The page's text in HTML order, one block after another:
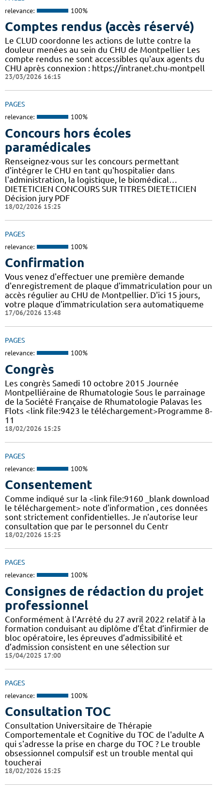
relevance: 100%
Comptes rendus (accès réservé)
Le CLUD coordonne les actions de lutte contre la
douleur menées au sein du CHU de Montpellier Les
compte rendus ne sont accessibles qu'aux agents du
CHU après connexion : https://intranet.chu-montpell
23/03/2026 16:15
PAGES
relevance: 100%
Concours hors écoles
paramédicales
Renseignez-vous sur les concours permettant
d'intégrer le CHU en tant qu'hospitalier dans
l'administration, la logistique, le biomédical…
DIETETICIEN CONCOURS SUR TITRES DIETETICIEN
Décision jury PDF
18/02/2026 15:25
PAGES
relevance: 100%
Confirmation
Vous venez d'effectuer une première demande
d'enregistrement de plaque d'immatriculation pour un
accès régulier au CHU de Montpellier. D'ici 15 jours,
votre plaque d'immatriculation sera automatiqueme
17/06/2026 13:48
PAGES
relevance: 100%
Congrès
Les congrès Samedi 10 octobre 2015 Journée
Montpelliéraine de Rhumatologie Sous le parrainage
de la Société Française de Rhumatologie Palavas les
Flots <link file:9423 le téléchargement>Programme 8-
11
18/02/2026 15:25
PAGES
relevance: 100%
Consentement
Comme indiqué sur la <link file:9160 _blank download
le téléchargement> note d'information , ces données
sont strictement confidentielles. Je n'autorise leur
consultation que par le personnel du Centr
18/02/2026 15:25
PAGES
relevance: 100%
Consignes de rédaction du projet
professionnel
Conformément à l’Arrêté du 27 avril 2022 relatif à la
formation conduisant au diplôme d’État d’infirmier de
bloc opératoire, les épreuves d’admissibilité et
d’admission consistent en une sélection sur
15/04/2025 17:00
PAGES
relevance: 100%
Consultation TOC
Consultation Universitaire de Thérapie
Comportementale et Cognitive du TOC de l'adulte A
qui s'adresse la prise en charge du TOC ? Le trouble
obsessionnel compulsif est un trouble mental qui
toucherai
18/02/2026 15:25